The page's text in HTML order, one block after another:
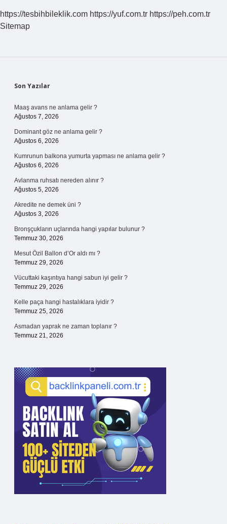
https://tesbihbileklik.com https://yuf.com.tr https://peh.com.tr
Sitemap
Sidebar
Son Yazılar
Maaş avans ne anlama gelir ?
Ağustos 7, 2026
Dominant göz ne anlama gelir ?
Ağustos 6, 2026
Kumrunun balkona yumurta yapması ne anlama gelir ?
Ağustos 6, 2026
Avlanma ruhsatı nereden alınır ?
Ağustos 5, 2026
Akredite ne demek üni ?
Ağustos 3, 2026
Bronşçukların uçlarında hangi yapılar bulunur ?
Temmuz 30, 2026
Mesut Özil Ballon d’Or aldı mı ?
Temmuz 29, 2026
Vücuttaki kaşıntıya hangi sabun iyi gelir ?
Temmuz 29, 2026
Kelle paça hangi hastalıklara iyidir ?
Temmuz 25, 2026
Asmadan yaprak ne zaman toplanır ?
Temmuz 21, 2026